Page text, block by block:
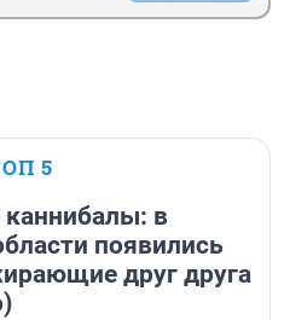
5
в
появились
друг друга